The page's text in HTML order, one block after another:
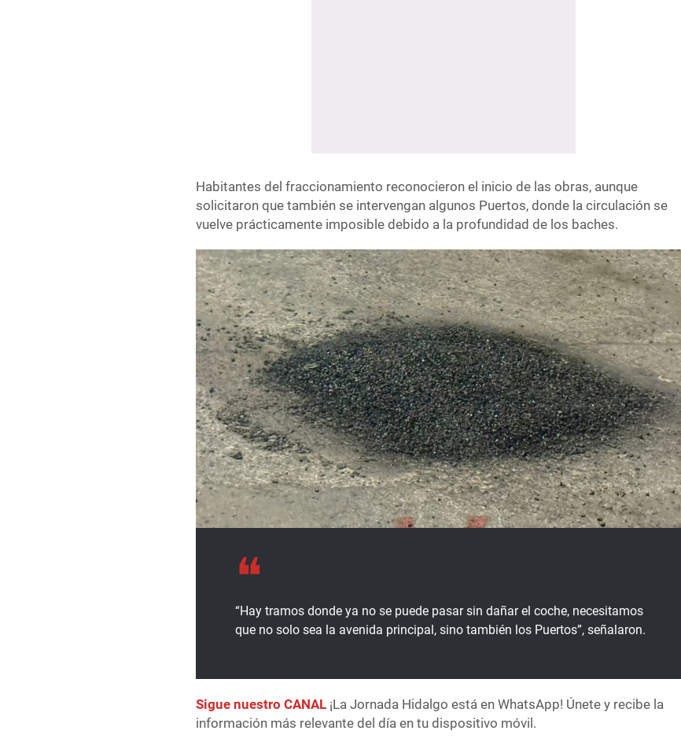
Habitantes del fraccionamiento reconocieron el inicio de las obras, aunque
solicitaron que también se intervengan algunos Puertos, donde la circulación se
vuelve prácticamente imposible debido a la profundidad de los baches.
“Hay tramos donde ya no se puede pasar sin dañar el coche, necesitamos
que no solo sea la avenida principal, sino también los Puertos”, señalaron.
Sigue nuestro CANAL ¡La Jornada Hidalgo está en WhatsApp! Únete y recibe la
información más relevante del día en tu dispositivo móvil.